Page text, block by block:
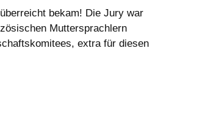
bekam! Die Jury war
Muttersprachlern
extra für diesen